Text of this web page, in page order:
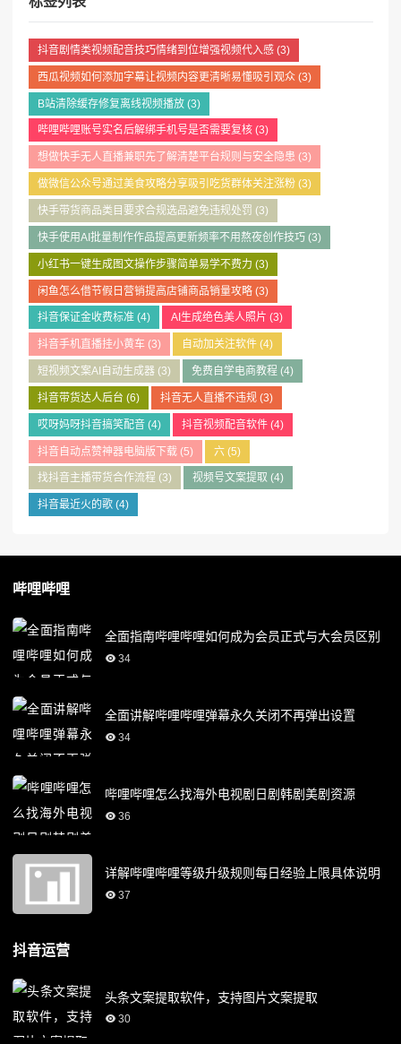
抖音剧情类视频配音技巧情绪到位增强视频代入感(3)
西瓜视频如何添加字幕让视频内容更清晰易懂吸引观众(3)
B站清除缓存修复离线视频播放(3)
哔哩哔哩账号实名后解绑手机号是否需要复核(3)
想做快手无人直播兼职先了解清楚平台规则与安全隐患 (3)
做微信公众号通过美食攻略分享吸引吃货群体关注涨粉(3)
快手带货商品类目要求合规选品避免违规处罚 (3)
快手使用AI批量制作作品提高更新频率不用熬夜创作技巧(3)
小红书一键生成图文操作步骤简单易学不费力 (3)
闲鱼怎么借节假日营销提高店铺商品销量攻略(3)
抖音保证金收费标准(4) AI生成绝色美人照片 (3)
抖音手机直播挂小黄车(3) 自动加关注软件 (4)
短视频文案AI自动生成器(3) 免费自学电商教程 (4)
抖音带货达人后台 (6) 抖音无人直播不违规 (3)
哎呀妈呀抖音搞笑配音(4) 抖音视频配音软件 (4)
抖音自动点赞神器电脑版下载(5) 六 (5)
找抖音主播带货合作流程 (3) 视频号文案提取 (4)
抖音最近火的歌(4)
哔哩哔哩
全面指南哔哩哔哩如何成为会员正式与大会员区别
34
全面讲解哔哩哔哩弹幕永久关闭不再弹出设置
34
哔哩哔哩怎么找海外电视剧日剧韩剧美剧资源
36
详解哔哩哔哩等级升级规则每日经验上限具体说明
37
抖音运营
头条文案提取软件，支持图片文案提取
30